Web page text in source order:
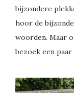
bijzondere
hoor de
woorden. Maar
bezoek een